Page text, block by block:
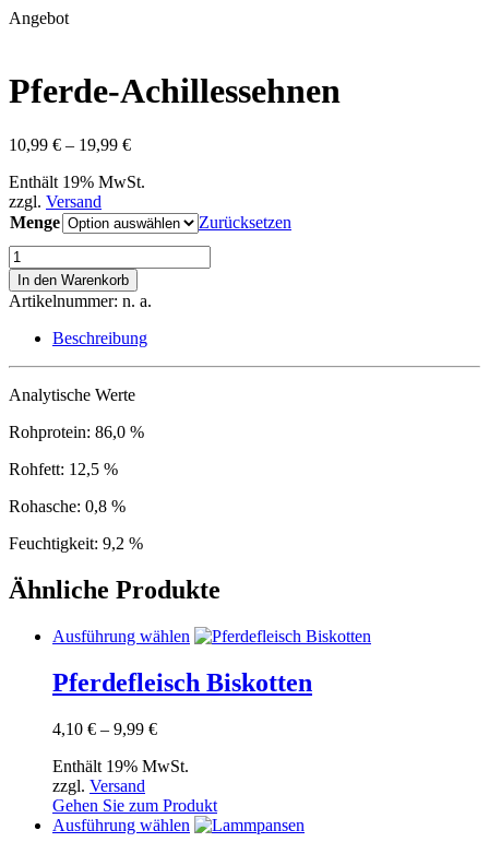
Angebot
Pferde-Achillessehnen
10,99 € – 19,99 €Preisspanne:
bis
Enthält 19% MwSt.
zzgl. Versand
Menge
Zurücksetzen
Pferde-
Achillessehnen
Menge
In den Warenkorb
Artikelnummer: n. a.
Beschreibung
Analytische Werte
Rohprotein: 86,0 %
Rohfett: 12,5 %
Rohasche: 0,8 %
Feuchtigkeit: 9,2 %
Ähnliche Produkte
Ausführung wählen Dieses
weist
mehrere
auf
der
Pferdefleisch Biskotten
4,10 € – 9,99 €Preisspanne:
bis
Enthält 19% MwSt.
zzgl. Versand
Gehen Sie zum Produkt
Ausführung wählen Dieses